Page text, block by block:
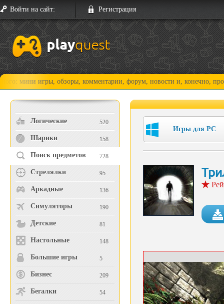
Войти на сайт: Регистрация
игры, обзоры, комментарии, форум, новости и, конечно, прохождения!
Логические 520
Шарики 158
Поиск предметов 728
Стрелялки 95
Аркадные 136
Симуляторы 190
Детские 81
Настольные 148
Большие игры 5
Бизнес 209
Бегалки 54
Игры для PC